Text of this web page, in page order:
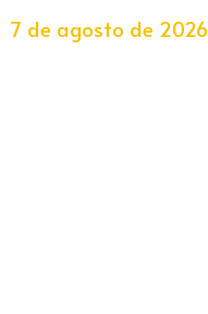
7 de agosto de 2026